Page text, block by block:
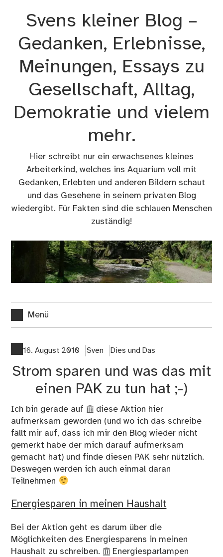
Svens kleiner Blog –
Gedanken, Erlebnisse,
Meinungen, Essays zu
Gesellschaft, Alltag,
Demokratie und vielem
mehr.
Hier schreibt nur ein erwachsenes kleines
Arbeiterkind, welches ins Aquarium voll mit
Gedanken, Erlebten und anderen Bildern schaut
und das Gesehene in seinem privaten Blog
wiedergibt. Für Fakten sind die schlauen Menschen
zuständig!
Menü
16. August 2010 Sven Dies und Das
Strom sparen und was das mit
einen PAK zu tun hat ;-)
Ich bin gerade auf
diese Aktion hier
aufmerksam geworden (und wo ich das schreibe
fällt mir auf, dass ich mir den Blog wieder nicht
gemerkt habe der mich darauf aufmerksam
gemacht hat) und finde diesen PAK sehr nützlich.
Deswegen werden ich auch einmal daran
Teilnehmen
Energiesparen in meinen Haushalt
Bei der Aktion geht es darum über die
Möglichkeiten des Energiesparens in meinen
Haushalt zu schreiben.
Energiesparlampen